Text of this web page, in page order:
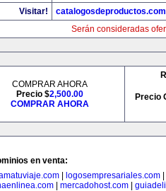
Visitar!
catalogosdeproductos.com
Serán consideradas
COMPRAR AHORA
Precio $2,500.00
COMPRAR AHORA
Precio
en venta:
| logosempresariales.com|
| mercadohost.com|